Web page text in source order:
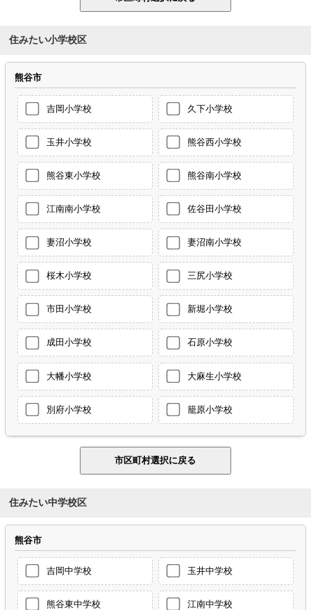
住みたい小学校区
熊谷市
吉岡小学校 久下小学校
玉井小学校 熊谷西小学校
熊谷東小学校 熊谷南小学校
江南南小学校 佐谷田小学校
妻沼小学校 妻沼南小学校
桜木小学校 三尻小学校
市田小学校 新堀小学校
成田小学校 石原小学校
大幡小学校 大麻生小学校
別府小学校 籠原小学校
住みたい中学校区
熊谷市
吉岡中学校 玉井中学校
熊谷東中学校 江南中学校